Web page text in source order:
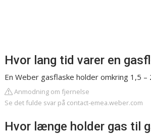
Hvor lang tid varer en
En Weber gasflaske holder omkring 1,5 –
Anmodning om fjernelse
Se det fulde svar på contact-emea.weber.com
Hvor længe holder gas til